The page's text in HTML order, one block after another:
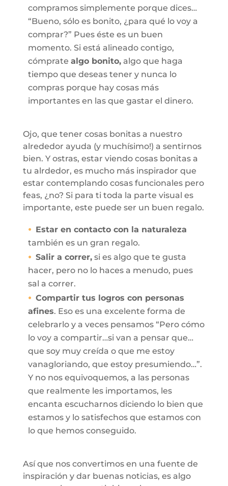
compramos simplemente porque dices…
“Bueno, sólo es bonito, ¿para qué lo voy a
comprar?” Pues éste es un buen
momento. Si está alineado contigo,
cómprate algo bonito,algo que haga
tiempo que deseas tener y nunca lo
compras porque hay cosas más
importantes en las que gastar el dinero.
Ojo, que tener cosas bonitas a nuestro
alrededor ayuda (y muchísimo!) a sentirnos
bien. Y ostras, estar viendo cosas bonitas a
tu alrdedor, es mucho más inspirador que
estar contemplando cosas funcionales pero
feas, ¿no? Si para ti toda la parte visual es
importante, este puede ser un buen regalo.
Estar en contacto con la naturaleza
también es un gran regalo.
Salir a correr,si es algo que te gusta
hacer, pero no lo haces a menudo, pues
sal a correr.
Compartir tus logros con personas
afines. Eso es una excelente forma de
celebrarlo y a veces pensamos “Pero cómo
lo voy a compartir…si van a pensar que…
que soy muy creída o que me estoy
vanagloriando, que estoy presumiendo…”.
Y no nos equivoquemos, a las personas
que realmente les importamos, les
encanta escucharnos diciendo lo bien que
estamos y lo satisfechos que estamos con
lo que hemos conseguido.
Así que nos convertimos en una fuente de
inspiración y dar buenas noticias, es algo